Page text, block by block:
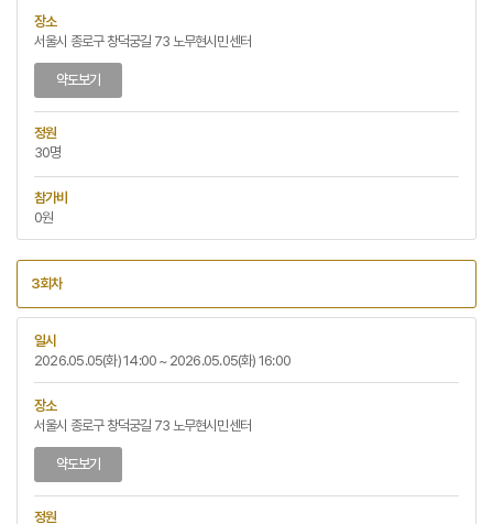
장소
서울시 종로구 창덕궁길 73 노무현시민센터
약도보기
정원
30명
참가비
0원
3회차
일시
2026.05.05(화) 14:00 ~ 2026.05.05(화) 16:00
장소
서울시 종로구 창덕궁길 73 노무현시민센터
약도보기
정원